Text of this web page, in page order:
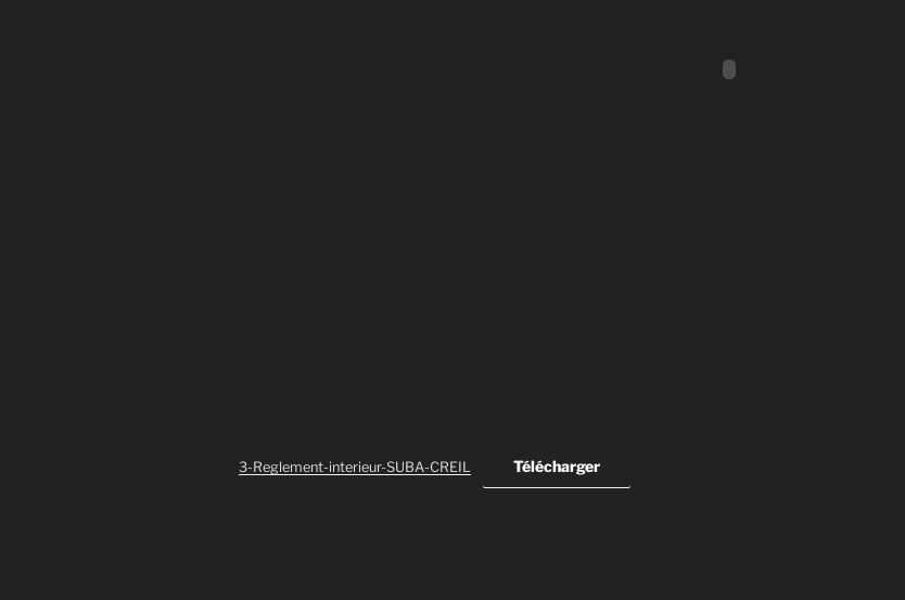
3-Reglement-interieur-SUBA-CREIL Télécharger